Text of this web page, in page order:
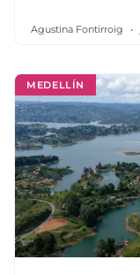
Agustina Fontirroig
MEDELLÍN